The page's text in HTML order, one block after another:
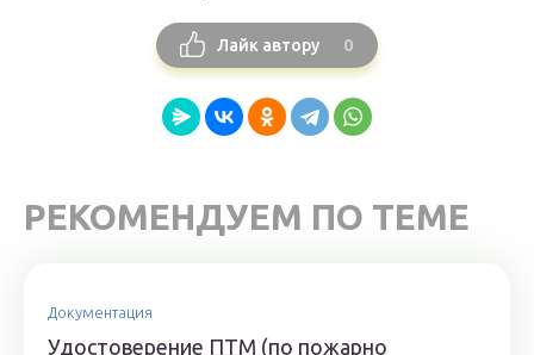
Лайк автору 0
РЕКОМЕНДУЕМ ПО ТЕМЕ
Документация
Удостоверение ПТМ (по пожарно